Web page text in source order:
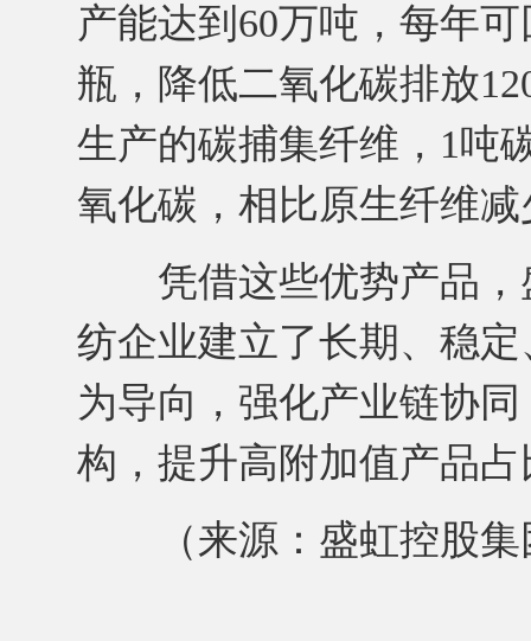
产能达到60万吨，每年
瓶，降低二氧化碳排放
生产的碳捕集纤维，1吨
氧化碳，相比原生纤维
凭借这些优势产品，
纺企业建立了长期、稳
为导向，强化产业链协
构，提升高附加值产品
（来源：盛虹控股集